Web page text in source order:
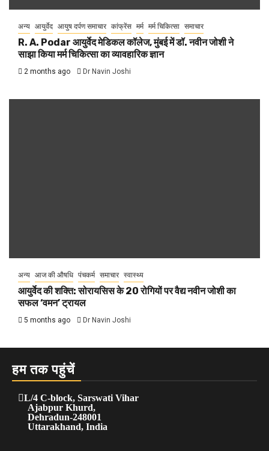
अन्य आयुर्वेद आयुष दर्पण समाचार कांफ्रेंस मर्म मर्म चिकित्सा समाचार
R. A. Podar आयुर्वेद मेडिकल कॉलेज, मुंबई में डॉ. नवीन जोशी ने
साझा किया मर्म चिकित्सा का व्यावहारिक ज्ञान
2 months ago Dr Navin Joshi
अन्य आज की औषधि पंचकर्म समाचार स्वास्थ्य
आयुर्वेद की शक्ति: सोरायसिस के 20 रोगियों पर वैद्य नवीन जोशी का
सफल ‘वमन’ ट्रायल
5 months ago Dr Navin Joshi
हम तक पहुंचें
L/4 C-block, Sarswati Vihar
Ajabpur Khurd,
Dehradun-248001
Uttarakhand, India